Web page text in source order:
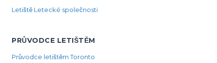
Letiště Letecké společnosti
PRŮVODCE LETIŠTĚM
Průvodce letištěm Toronto